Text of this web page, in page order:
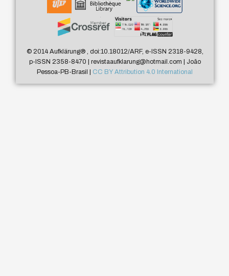
© 2014 Aufklärung®, doi:10.18012/ARF, e-ISSN 2318-9428,
p-ISSN 2358-8470 | revistaaufklarung@hotmail.com | João
Pessoa-PB-Brasil | CC BY Attribution 4.0 International